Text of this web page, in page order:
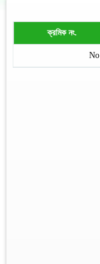
ক্রমিক নং.